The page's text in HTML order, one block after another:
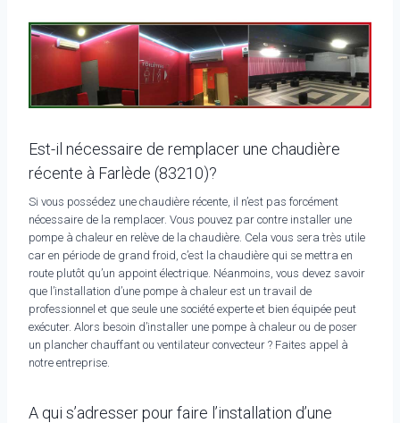
Est-il nécessaire de remplacer une chaudière
récente à Farlède (83210)?
Si vous possédez une chaudière récente, il n’est pas forcément
nécessaire de la remplacer. Vous pouvez par contre installer une
pompe à chaleur en relève de la chaudière. Cela vous sera très utile
car en période de grand froid, c’est la chaudière qui se mettra en
route plutôt qu’un appoint électrique. Néanmoins, vous devez savoir
que l’installation d’une pompe à chaleur est un travail de
professionnel et que seule une société experte et bien équipée peut
exécuter. Alors besoin d’installer une pompe à chaleur ou de poser
un plancher chauffant ou ventilateur convecteur ? Faites appel à
notre entreprise.
A qui s’adresser pour faire l’installation d’une